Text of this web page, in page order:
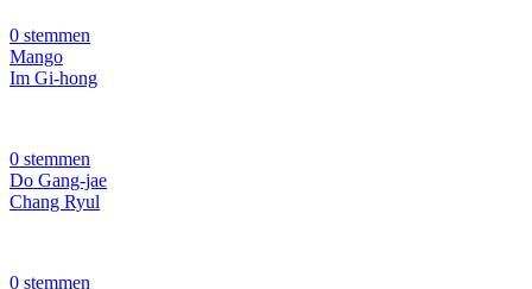
0 stemmen
Mango
Im Gi-hong
0 stemmen
Do Gang-jae
Chang Ryul
0 stemmen